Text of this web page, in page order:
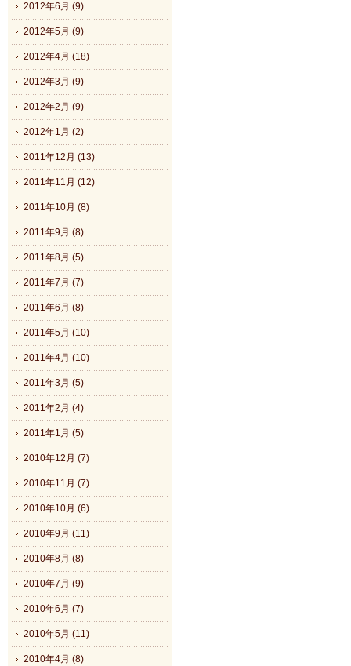
2012年6月 (9)
2012年5月 (9)
2012年4月 (18)
2012年3月 (9)
2012年2月 (9)
2012年1月 (2)
2011年12月 (13)
2011年11月 (12)
2011年10月 (8)
2011年9月 (8)
2011年8月 (5)
2011年7月 (7)
2011年6月 (8)
2011年5月 (10)
2011年4月 (10)
2011年3月 (5)
2011年2月 (4)
2011年1月 (5)
2010年12月 (7)
2010年11月 (7)
2010年10月 (6)
2010年9月 (11)
2010年8月 (8)
2010年7月 (9)
2010年6月 (7)
2010年5月 (11)
2010年4月 (8)